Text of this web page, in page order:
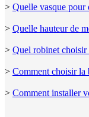
> Quelle vasque pour
> Quelle hauteur de
> Quel robinet choisir
> Comment choisir la
> Comment installer